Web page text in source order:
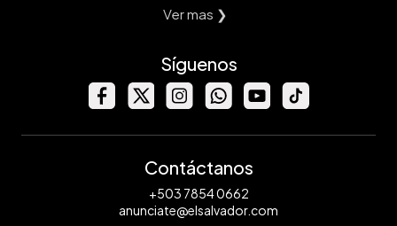
Ver mas ❯
Síguenos
Contáctanos
+503 7854 0662
anunciate@elsalvador.com